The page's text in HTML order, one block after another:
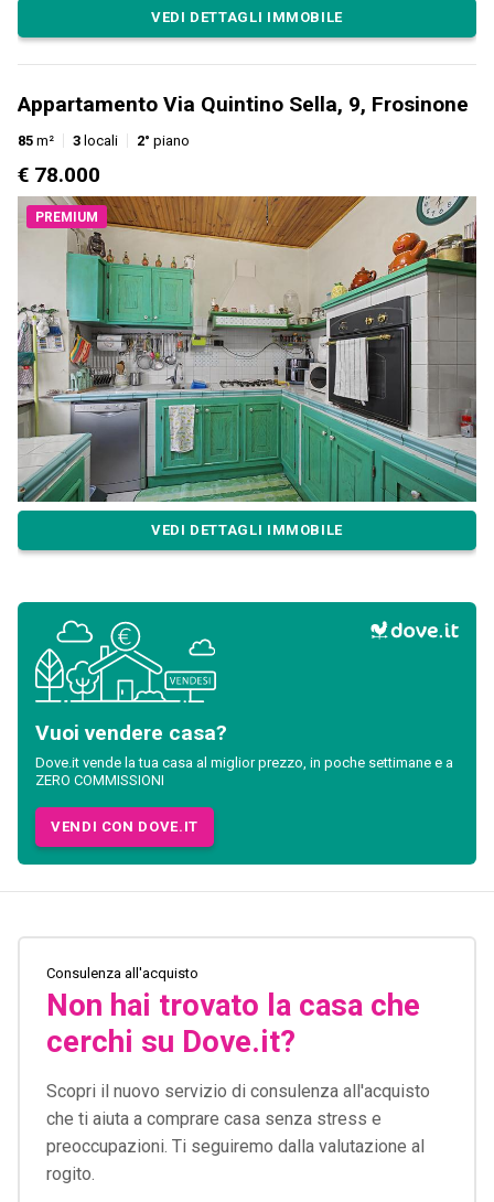
VEDI DETTAGLI IMMOBILE
Appartamento Via Quintino Sella, 9, Frosinone
85 m² 3 locali 2° piano
€ 78.000
PREMIUM
VEDI DETTAGLI IMMOBILE
Vuoi vendere casa?
Dove.it vende la tua casa al miglior prezzo, in poche settimane e a
ZERO COMMISSIONI
VENDI CON DOVE.IT
Consulenza all'acquisto
Non hai trovato la casa che
cerchi su Dove.it?
Scopri il nuovo servizio di consulenza all'acquisto
che ti aiuta a comprare casa senza stress e
preoccupazioni. Ti seguiremo dalla valutazione al
rogito.